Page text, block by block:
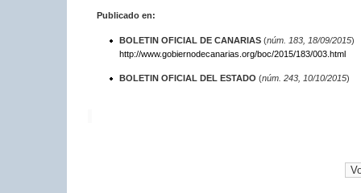
Publicado en:
BOLETIN OFICIAL DE CANARIAS(núm. 183, 18/09/2015)
http://www.gobiernodecanarias.org/boc/2015/183/003.html
BOLETIN OFICIAL DEL ESTADO (núm. 243, 10/10/2015)